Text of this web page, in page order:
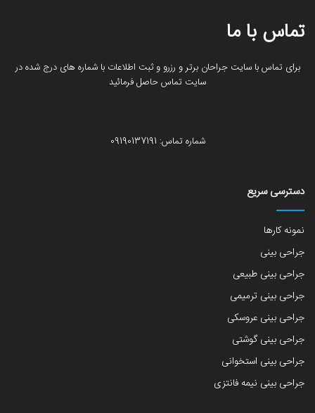
تماس با ما
برای تماس با سایت جراحان برتر و رزرو و ثبت اطلاعات با شماره های درج شده در
سایت تماس حاصل فرمائید
شماره تماس: 09190137191
دسترسی سریع
نمونه کارها
جراحی بینی
جراحی بینی طبیعی
جراحی بینی ترمیمی
جراحی بینی عروسکی
جراحی بینی گوشتی
جراحی بینی استخوانی
جراحی بینی نیمه فانتزی